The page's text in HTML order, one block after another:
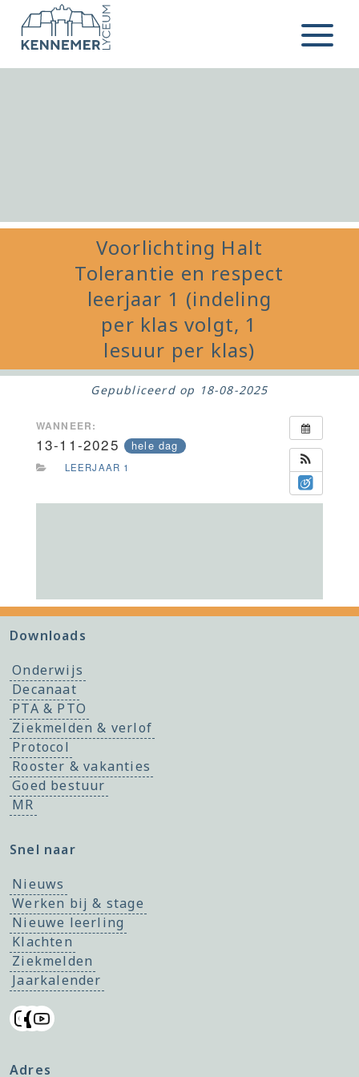
Ga naar de inhoud
Menu
Voorlichting Halt
Tolerantie en respect
leerjaar 1 (indeling
per klas volgt, 1
lesuur per klas)
Gepubliceerd op 18-08-2025
WANNEER:
13-11-2025 hele dag
LEERJAAR 1
Downloads
Onderwijs
Decanaat
PTA & PTO
Ziekmelden & verlof
Protocol
Rooster & vakanties
Goed bestuur
MR
Snel naar
Nieuws
Werken bij & stage
Nieuwe leerling
Klachten
Ziekmelden
Jaarkalender
Adres